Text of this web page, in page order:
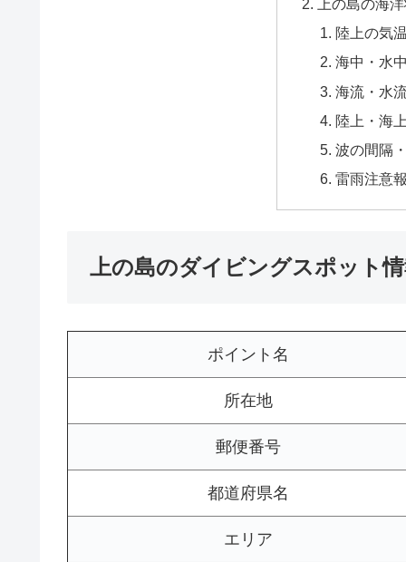
上の島の海
陸上の気温
海中・水
海流・水
陸上・海
波の間隔
雷雨注意
上の島のダイビングスポット
ポイント名
所在地
郵便番号
都道府県名
エリア